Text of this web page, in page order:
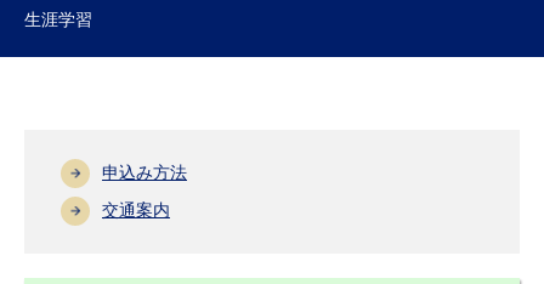
国際交流
生涯学習
申込み方法
交通案内